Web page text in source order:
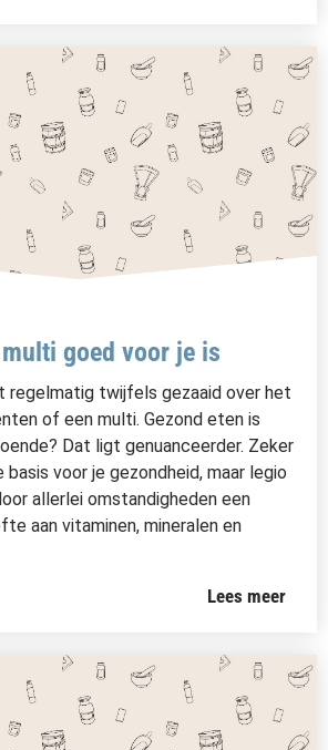
goed voor je is
regelmatig twijfels gezaaid over het
of een multi. Gezond eten is
Dat ligt genuanceerder. Zeker
voor je gezondheid, maar legio
allerlei omstandigheden een
aan vitaminen, mineralen en
Lees meer